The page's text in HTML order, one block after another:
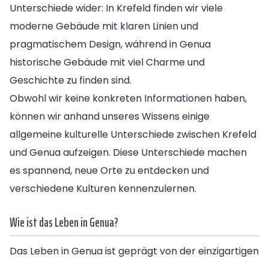
Unterschiede wider: In Krefeld finden wir viele
moderne Gebäude mit klaren Linien und
pragmatischem Design, während in Genua
historische Gebäude mit viel Charme und
Geschichte zu finden sind.
Obwohl wir keine konkreten Informationen haben,
können wir anhand unseres Wissens einige
allgemeine kulturelle Unterschiede zwischen Krefeld
und Genua aufzeigen. Diese Unterschiede machen
es spannend, neue Orte zu entdecken und
verschiedene Kulturen kennenzulernen.
Wie ist das Leben in Genua?
Das Leben in Genua ist geprägt von der einzigartigen